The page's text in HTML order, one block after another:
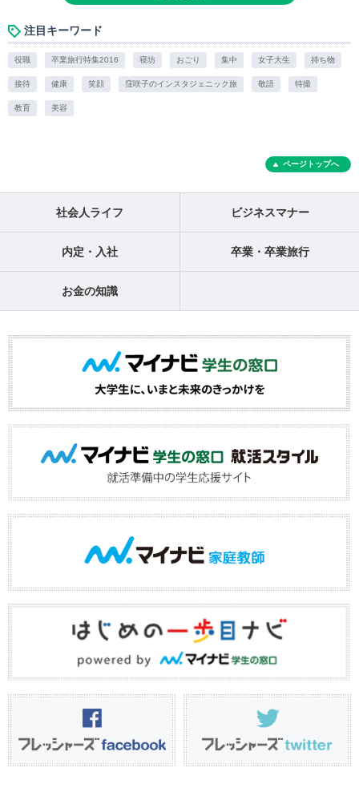
注目キーワード
役職 卒業旅行特集2016 寝坊 おごり 集中 女子大生 持ち物
接待 健康 笑顔 窪咲子のインスタジェニック旅 敬語 特撮
教育 美容
ページトップへ
社会人ライフ ビジネスマナー
内定・入社 卒業・卒業旅行
お金の知識